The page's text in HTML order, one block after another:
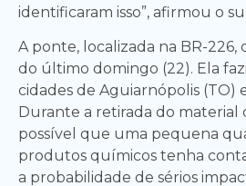
identificaram isso”, afirmou o
A ponte, localizada na BR-226,
do último domingo (22). Ela
cidades de Aguiarnópolis (TO)
Durante a retirada do material
possível que uma pequena
produtos químicos tenha
a probabilidade de sérios